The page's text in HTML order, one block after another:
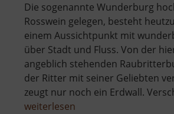
Die sogenannte Wunderburg
Rosswein gelegen, besteht
einem Aussichtpunkt mit
über Stadt und Fluss. Von der
angeblich stehenden
der Ritter mit seiner Geliebten
zeugt nur noch ein Erdwall.
weiterlesen